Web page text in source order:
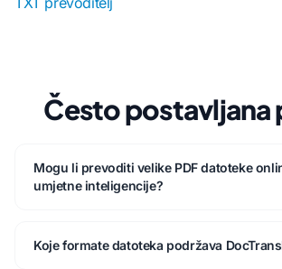
Često postavljana
Mogu li prevoditi velike PDF datoteke
umjetne inteligencije?
Koje formate datoteka podržava